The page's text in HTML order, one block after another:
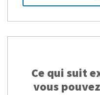
Ce qui suit
vous